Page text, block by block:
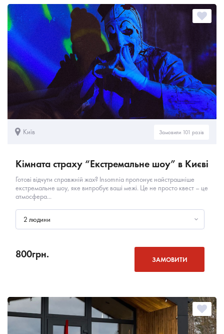
Київ Замовили 101 разів
Кімната страху “Екстремальне шоу” в Києві
Готові відчути справжній жах? Insomnia пропонує найстрашніше
екстремальне шоу, яке випробує ваші межі. Це не просто квест – це
атмосфера...
2 людини
800грн. ЗАМОВИТИ